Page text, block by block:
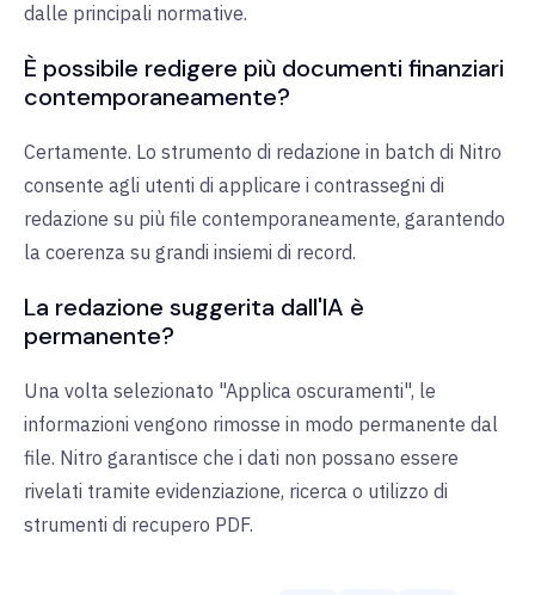
dalle principali normative.
È possibile redigere più documenti finanziari
contemporaneamente?
Certamente. Lo strumento di redazione in batch di Nitro
consente agli utenti di applicare i contrassegni di
redazione su più file contemporaneamente, garantendo
la coerenza su grandi insiemi di record.
La redazione suggerita dall'IA è
permanente?
Una volta selezionato "Applica oscuramenti", le
informazioni vengono rimosse in modo permanente dal
file. Nitro garantisce che i dati non possano essere
rivelati tramite evidenziazione, ricerca o utilizzo di
strumenti di recupero PDF.